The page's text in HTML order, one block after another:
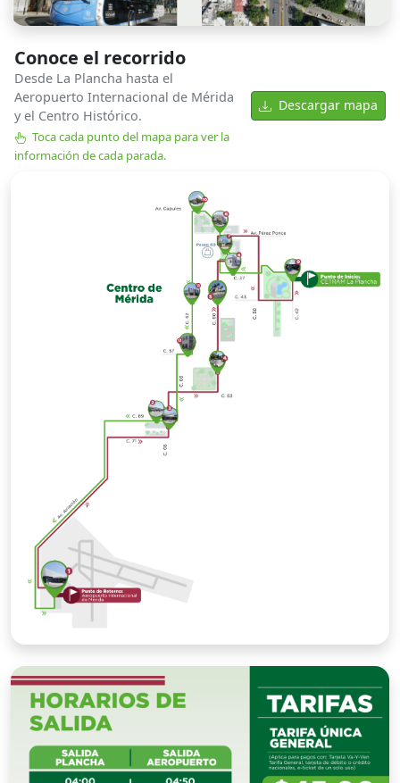
Conoce el recorrido
Desde La Plancha hasta el
Aeropuerto Internacional de Mérida
y el Centro Histórico.
Toca cada punto del mapa para ver la
información de cada parada.
Descargar mapa